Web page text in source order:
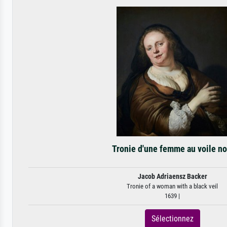
Tronie d'une femme au voile
Jacob Adriaensz Backer
Tronie of a woman with a black veil
1639 |
Sélectionnez